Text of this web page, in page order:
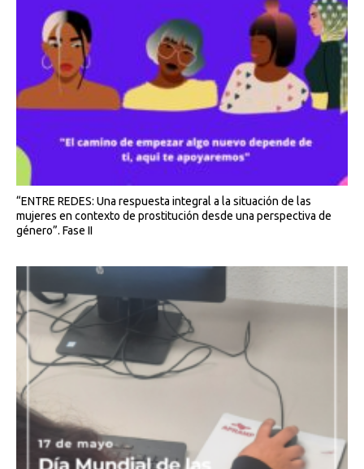
“ENTRE REDES: Una respuesta integral a la situación de las
mujeres en contexto de prostitución desde una perspectiva de
género”. Fase II